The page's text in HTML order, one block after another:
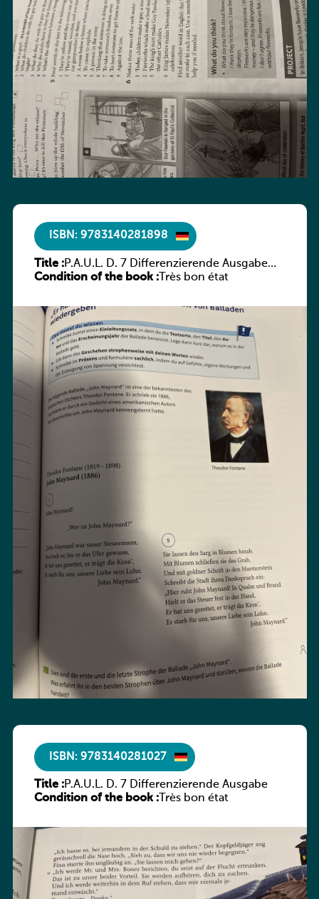
ISBN: 9783140281898
Title :P.A.U.L. D. 7 Differenzierende Ausgabe
Luxemburg – Arbeitsheft
Condition of the book :Très bon état
ISBN: 9783140281027
Title :
P.A.U.L. D. 7 Differenzierende Ausgabe
Condition of the book :Très bon état